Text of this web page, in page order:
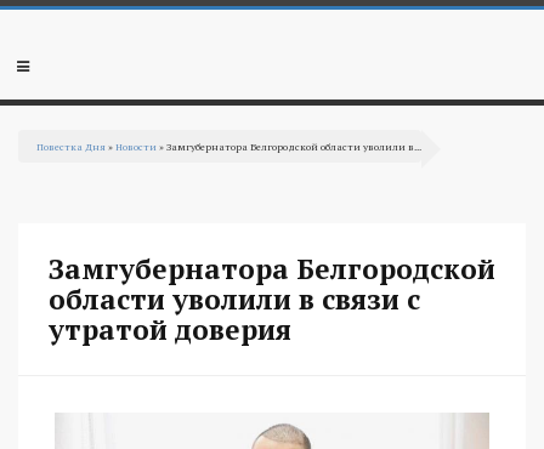
Перейти к основному содержанию
Мобильное
Повестка Дня »Новости » Замгубернатора Белгородской области уволили в...
Замгубернатора Белгородской
области уволили в связи с
утратой доверия